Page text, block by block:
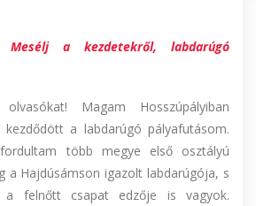
Mesélj a kezdetekről, labdarúgó
Magam Hosszúpályiban
a labdarúgó pályafutásom.
több megye első osztályú
a Hajdúsámson igazolt labdarúgója, s
felnőtt csapat edzője is vagyok.